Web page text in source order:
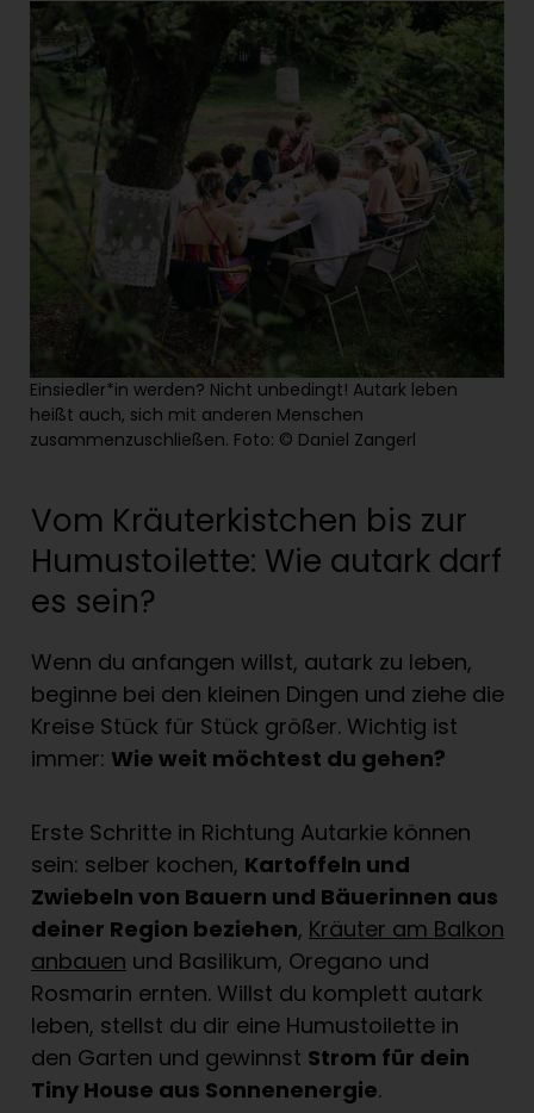
Einsiedler*in werden? Nicht unbedingt! Autark leben
heißt auch, sich mit anderen Menschen
zusammenzuschließen. Foto: © Daniel Zangerl
Vom Kräuterkistchen bis zur
Humustoilette: Wie autark darf
es sein?
Wenn du anfangen willst, autark zu leben,
beginne bei den kleinen Dingen und ziehe die
Kreise Stück für Stück größer. Wichtig ist
immer: Wie weit möchtest du gehen?
Erste Schritte in Richtung Autarkie können
sein: selber kochen, Kartoffeln und
Zwiebeln von Bauern und Bäuerinnen aus
deiner Region beziehen, Kräuter am Balkon
anbauen und Basilikum, Oregano und
Rosmarin ernten. Willst du komplett autark
leben, stellst du dir eine Humustoilette in
den Garten und gewinnst Strom für dein
Tiny House aus Sonnenenergie.